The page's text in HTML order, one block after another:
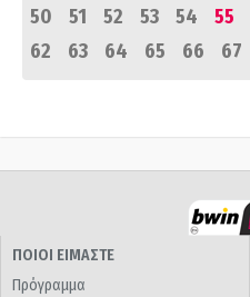
50
51 52 53 54 55
62
63 64 65 66 67
ΠΟΙΟΙ ΕΙΜΑΣΤΕ
Πρόγραμμα